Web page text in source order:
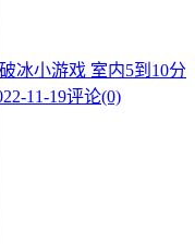
破冰小游戏 室内5到10分
11-19评论(0)